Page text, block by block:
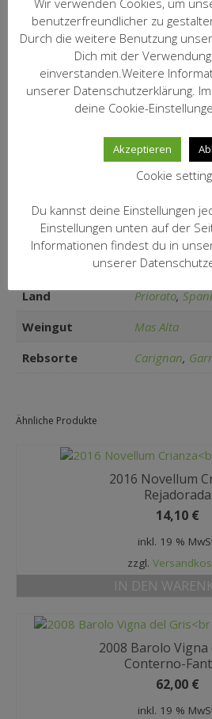
Kommentar:
Mas Alta ist
belgischer
Beratung
Önologen, u.a.
gutseigenen
teure
Zweitwein, er
1229
16,50 € /
0,75 l (22,00
Land Priorato,
Weingut
Mas Alta
Rebsorte
Carignan,
Ähnliche Produkte
2016 Novellum
Rejadorada
14,10 €
inkl. 19 %
zzgl.
IN DEN
2008 Barolo Vigna
Conterno-
62,00 €
inkl. 19 %
Wir verwenden Cookies, um
benutzerfreundlicher zu
Durch die weitere Benutzung
Dich mit der
einverstanden.Weitere
unserer Datenschutzerklärung.
deine Cookie-
Akzeptieren
Cookie
Du kannst deine Einstellungen
Einstellungen unten auf der
Informationen findest du in
unserer